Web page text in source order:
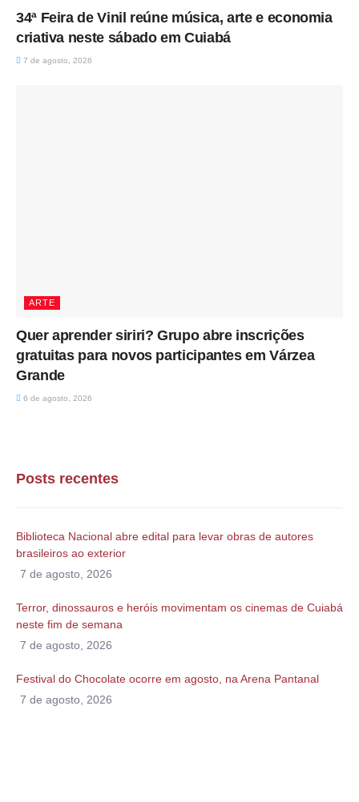
34ª Feira de Vinil reúne música, arte e economia
criativa neste sábado em Cuiabá
7 de agosto, 2026
ARTE
Quer aprender siriri? Grupo abre inscrições
gratuitas para novos participantes em Várzea
Grande
6 de agosto, 2026
Posts recentes
Biblioteca Nacional abre edital para levar obras de autores
brasileiros ao exterior
7 de agosto, 2026
Terror, dinossauros e heróis movimentam os cinemas de Cuiabá
neste fim de semana
7 de agosto, 2026
Festival do Chocolate ocorre em agosto, na Arena Pantanal
7 de agosto, 2026